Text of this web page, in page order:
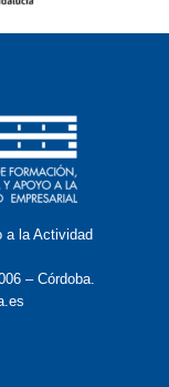
a la Actividad
– Córdoba.